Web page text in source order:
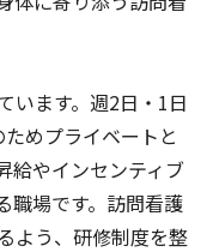
います。週2日・1日
めプライベートと
給やインセンティブ
職場です。訪問看護
よう、研修制度を整